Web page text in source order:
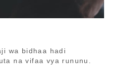
wa bidhaa hadi
na vifaa vya rununu.